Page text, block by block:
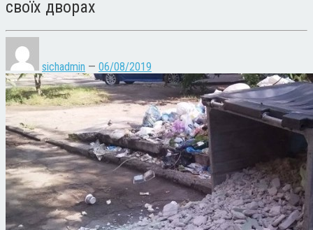
своїх дворах
sichadmin — 06/08/2019